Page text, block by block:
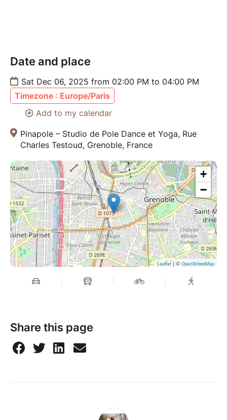
à bientôt pour une parénthese doudou
Date and place
Sat Dec 06, 2025 from 02:00 PM to 04:00 PM
Timezone : Europe/Paris
Add to my calendar
Pinapole – Studio de Pole Dance et Yoga, Rue
Charles Testoud, Grenoble, France
+
−
Leaflet| © OpenStreetMap
Share this page